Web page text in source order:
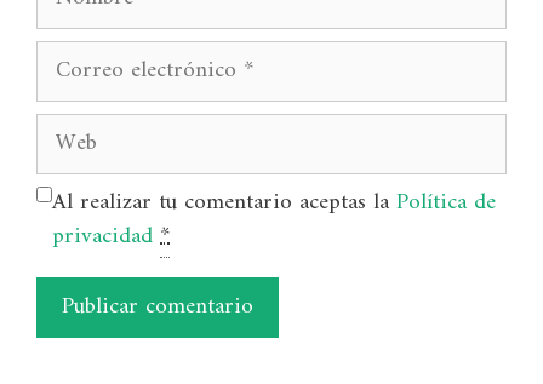
Correo
electrónico
Web
Al realizar tu comentario aceptas laPolítica de
privacidad*